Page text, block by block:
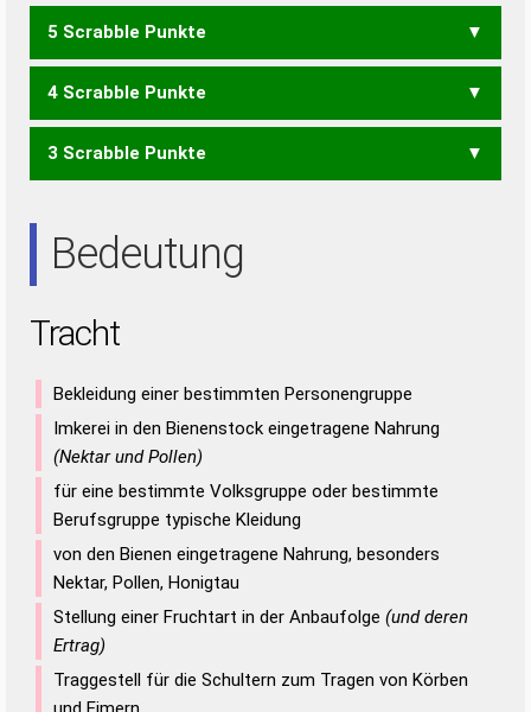
ACT CAR
5 Scrabble Punkte
HART
4 Scrabble Punkte
HAR HAT RAH TRAT
3 Scrabble Punkte
Bedeutung
Tracht
Bekleidung einer bestimmten Personengruppe
Imkerei in den Bienenstock eingetragene Nahrung
(Nektar und Pollen)
für eine bestimmte Volksgruppe oder bestimmte
Berufsgruppe typische Kleidung
von den Bienen eingetragene Nahrung, besonders
Nektar, Pollen, Honigtau
Stellung einer Fruchtart in der Anbaufolge (und deren
Ertrag)
Traggestell für die Schultern zum Tragen von Körben